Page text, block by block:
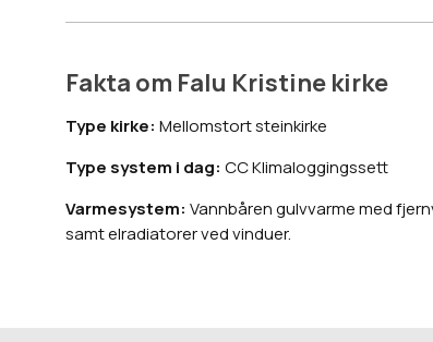
Fakta om Falu Kristine kirke
Type kirke: Mellomstort steinkirke
Type system i dag: CC Klimaloggingssett
Varmesystem: Vannbåren gulvvarme med
samt elradiatorer ved vinduer.